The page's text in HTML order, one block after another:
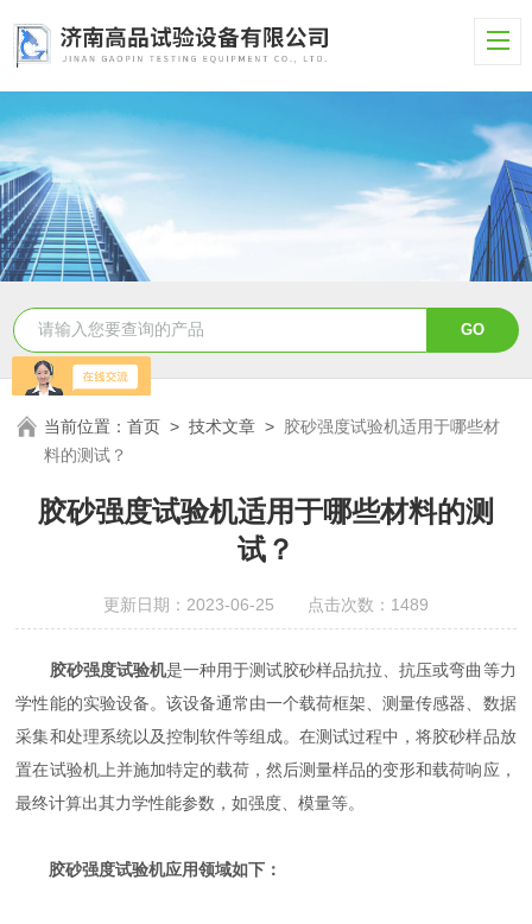
当前位置：首页 >技术文章 > 胶砂强度试验机适用于哪些材
料的测试？
胶砂强度试验机适用于哪些材料的测
试？
更新日期：2023-06-25 点击次数：1489
胶砂强度试验机是一种用于测试胶砂样品抗拉、抗压或弯曲等力
学性能的实验设备。该设备通常由一个载荷框架、测量传感器、数据
采集和处理系统以及控制软件等组成。在测试过程中，将胶砂样品放
置在试验机上并施加特定的载荷，然后测量样品的变形和载荷响应，
最终计算出其力学性能参数，如强度、模量等。
胶砂强度试验机应用领域如下：